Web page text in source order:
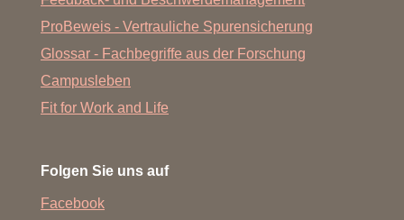
ProBeweis - Vertrauliche Spurensicherung
Glossar - Fachbegriffe aus der Forschung
Campusleben
Fit for Work and Life
Folgen Sie uns auf
Facebook